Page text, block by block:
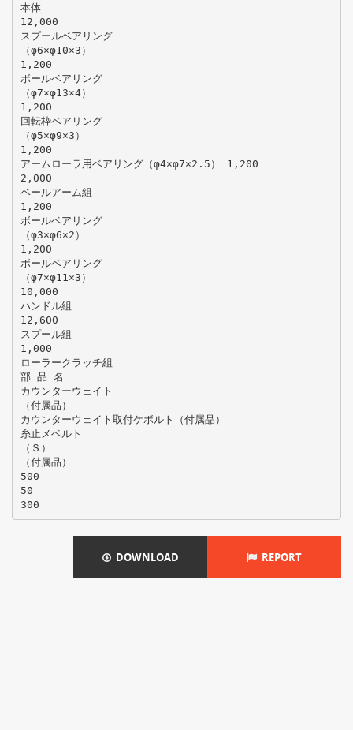
本体
12,000
スプールベアリング
（φ6×φ10×3）
1,200
ボールベアリング
（φ7×φ13×4）
1,200
回転枠ベアリング
（φ5×φ9×3）
1,200
アームローラ用ベアリング（φ4×φ7×2.5） 1,200
2,000
ベールアーム組
1,200
ボールベアリング
（φ3×φ6×2）
1,200
ボールベアリング
（φ7×φ11×3）
10,000
ハンドル組
12,600
スプール組
1,000
ローラークラッチ組
部 品 名
カウンターウェイト
（付属品）
カウンターウェイト取付ケボルト（付属品）
糸止メベルト
（Ｓ）
（付属品）
500
50
DOWNLOAD REPORT